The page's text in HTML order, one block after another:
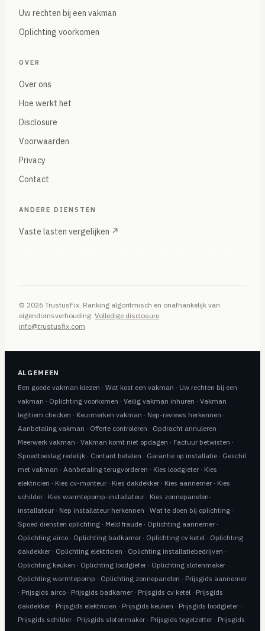
Uw rechten bij een vakman
Oplichting voorkomen
OVER
Over ons
Hoe werkt het
Disclosure
Voorwaarden
Privacy
Contact
ANDERE DIENSTEN
Vaste lasten vergelijken ↗
© 2026 TrustusFix. Ranking algoritmisch en onafhankelijk van
eigendomsverhouding. Volledige disclosure.
info@trustusfix.com
ALGEMEEN
Een goede vakman kiezen · Wat kost een vakman · Uw rechten bij een
vakman · Oplichting voorkomen · Veilig vakman inhuren · Vakman
legitiem checken · Keurmerken vakman · Nep-reviews herkennen ·
Aanbetaling vakman · Offerte controleren · Opdracht annuleren ·
Meerwerk vakman · Vakman komt niet opdagen · Factuur betwisten ·
Spoedtoeslag redelijk· Contant betalen · Garantie op installatie· Geschil
met vakman · Aanbetaling terugvorderen · Kies loodgieter· Kies
elektricien · Kies cv-monteur· Kies dakdekker· Kies aannemer· Kies
schilder· Kies warmtepomp-installateur· Kies zonnepanelen-
installateur· Nep installateur herkennen · Wat te doen bij oplichting·
Spoed diensten oplichting· Meld fraude· Oplichting aannemer·
Oplichting airco· Oplichting badkamer· Oplichting cv ketel· Oplichting
dakdekker· Oplichting elektricien · Oplichting installatiebedrijven ·
Oplichting keuken · Oplichting loodgieter· Oplichting slotenmaker·
Oplichting warmtepomp · Oplichting zonnepanelen · Prijsgids aannemer
· Prijsgids airco· Prijsgids badkamer· Prijsgids cv ketel· Prijsgids
dakdekker· Prijsgids elektricien · Prijsgids keuken · Prijsgids loodgieter·
Prijsgids schilder· Prijsgids slotenmaker· Prijsgids tegelzetter· Prijsgids